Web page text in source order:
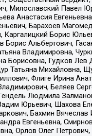
Милославский Павел
Анастасия
Барахоев
Борис
Альбертович,
Владимировна,
Борисовна, Гудков
Татьяна Михайловна,
Флиге Ирина
Беляев
Людмила
Юрьевич, Шахова
Бахмин
Евгеньевна,
Орлов Олег